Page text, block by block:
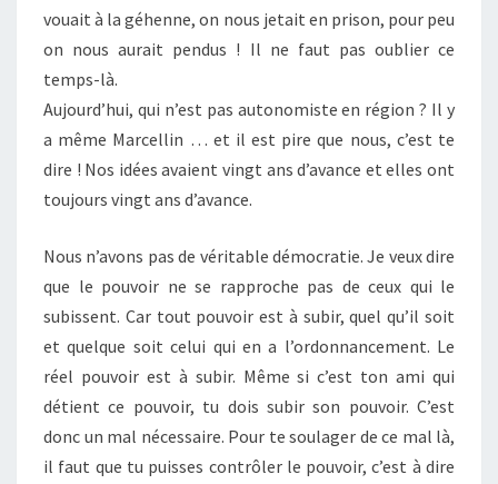
vouait à la géhenne, on nous jetait en prison, pour peu
on nous aurait pendus ! Il ne faut pas oublier ce
temps-là.
Aujourd’hui, qui n’est pas autonomiste en région ? Il y
a même Marcellin … et il est pire que nous, c’est te
dire ! Nos idées avaient vingt ans d’avance et elles ont
toujours vingt ans d’avance.
Nous n’avons pas de véritable démocratie. Je veux dire
que le pouvoir ne se rapproche pas de ceux qui le
subissent. Car tout pouvoir est à subir, quel qu’il soit
et quelque soit celui qui en a l’ordonnancement. Le
réel pouvoir est à subir. Même si c’est ton ami qui
détient ce pouvoir, tu dois subir son pouvoir. C’est
donc un mal nécessaire. Pour te soulager de ce mal là,
il faut que tu puisses contrôler le pouvoir, c’est à dire